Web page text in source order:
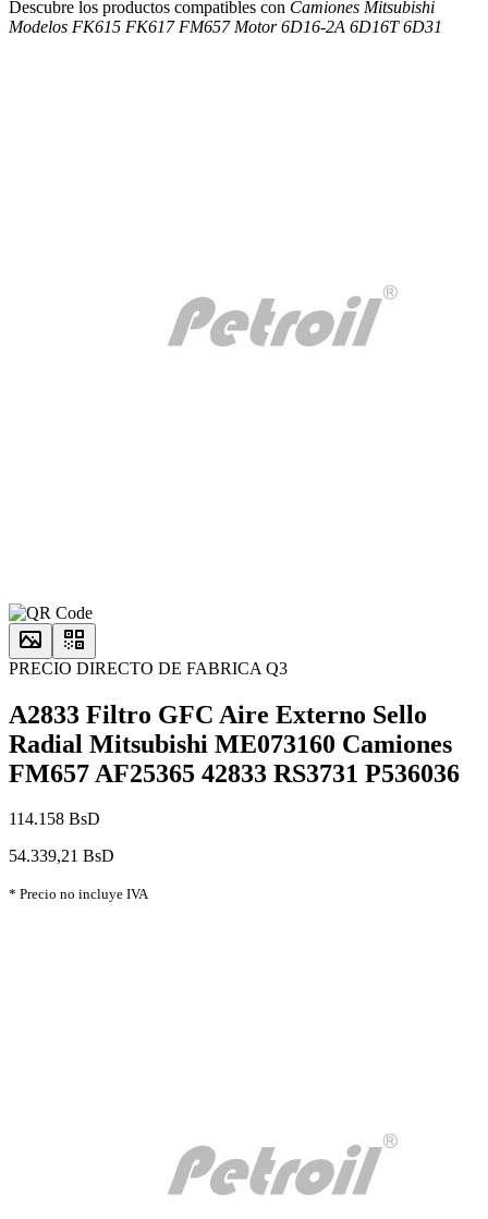
Descubre los productos compatibles con Camiones Mitsubishi
Modelos FK615 FK617 FM657 Motor 6D16-2A 6D16T 6D31
PRECIO DIRECTO DE FABRICA Q3
A2833 Filtro GFC Aire Externo Sello
Radial Mitsubishi ME073160 Camiones
FM657 AF25365 42833 RS3731 P536036
114.158 BsD
54.339,21 BsD
* Precio no incluye IVA